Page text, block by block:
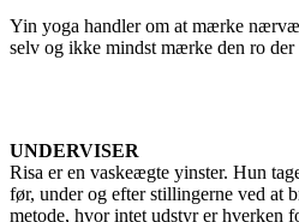
Yin yoga handler om at mærke
selv og ikke mindst mærke den ro
UNDERVISER
Risa er en vaskeægte yinster. Hun
før, under og efter stillingerne ved at
metode, hvor intet udstyr er hverken